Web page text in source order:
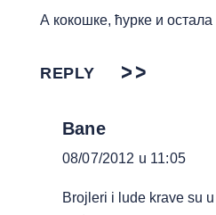
А кокошке, ћурке и
REPLY
Bane
08/07/2012 u 11:05
Brojleri i lude krave su